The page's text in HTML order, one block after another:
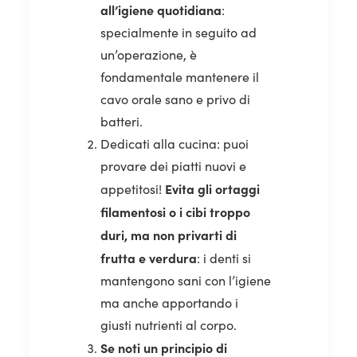
all’igiene quotidiana:
specialmente in seguito ad
un’operazione, è
fondamentale mantenere il
cavo orale sano e privo di
batteri.
Dedicati alla cucina: puoi
provare dei piatti nuovi e
appetitosi! Evita gli ortaggi
filamentosi o i cibi troppo
duri, ma non privarti di
frutta e verdura: i denti si
mantengono sani con l’igiene
ma anche apportando i
giusti nutrienti al corpo.
Se noti un principio di